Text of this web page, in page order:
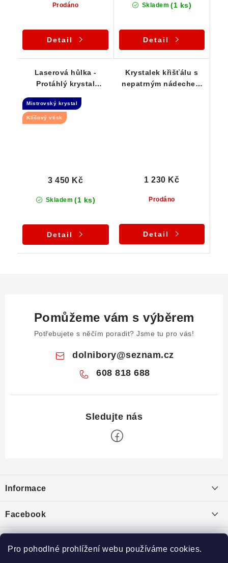
Pro pohodlné prohlížení webu používáme cookies.
Prodáno
Detail
Skladem (1 ks)
Detail
Laserová hůlka -
Protáhlý krystal
vtiskem
Mistrovský krystal
Klíčový vtisk
Skladem (1 ks)
3 450 Kč
Detail
Krystalek křišťálu s
nepatrným nádechem
Prodáno
1 230 Kč
Detail
Pomůžeme vám s výběrem
Potřebujete s něčím poradit? Jsme tu pro vás!
dolnibory@seznam.cz
608 818 688
p
a
í
Informace
Puncovní značky
Ochrana osobních údajů
Facebook
Toplist